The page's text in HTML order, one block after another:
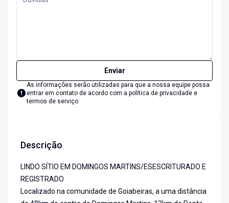
Enviar
As informações serão utilizadas para que a nossa equipe possa
entrar em contato de acordo com a política de privacidade e
termos de serviço
Descrição
LINDO SÍTIO EM DOMINGOS MARTINS/ESESCRITURADO E
REGISTRADO
Localizado na comunidade de Goiabeiras, a uma distância